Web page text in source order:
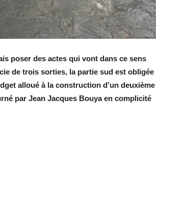
poser des actes qui vont dans ce sens
de trois sorties, la partie sud est obligée
alloué à la construction d’un deuxième
par Jean Jacques Bouya en complicité